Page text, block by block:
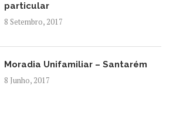
particular
8 Setembro, 2017
Moradia Unifamiliar – Santarém
8 Junho, 2017